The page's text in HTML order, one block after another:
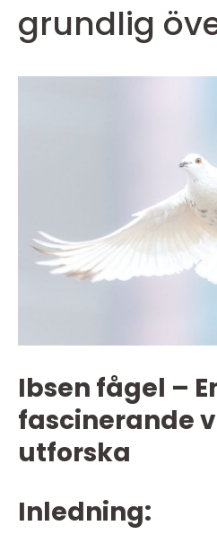
grundlig
Ibsen fågel –
fascinerande
utforska
Inledning: